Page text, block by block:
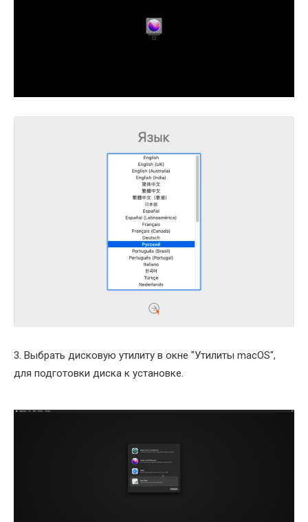
3. Выбрать дисковую утилиту в окне "Утилиты macOS",
для подготовки диска к установке.